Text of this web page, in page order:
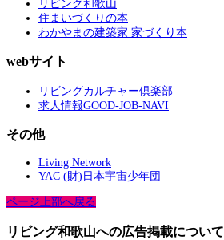
リビング和歌山
住まいづくりの本
わかやまの建築家 家づくり本
webサイト
リビングカルチャー倶楽部
求人情報GOOD-JOB-NAVI
その他
Living Network
YAC (財)日本宇宙少年団
ページ上部へ戻る
リビング和歌山への広告掲載について